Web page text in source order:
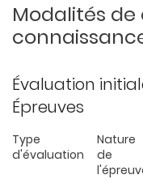
Modalités
Évaluation
Épreuves
Type
d'évaluation
Nature
de